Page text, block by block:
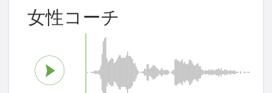
女性コーチ